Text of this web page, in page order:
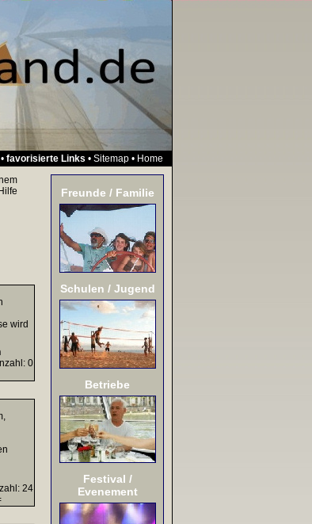
• favorisierte Links • Sitemap • Home
wird
0
24
Freunde / Familie
Schulen / Jugend
Betriebe
Festival /
Evenement